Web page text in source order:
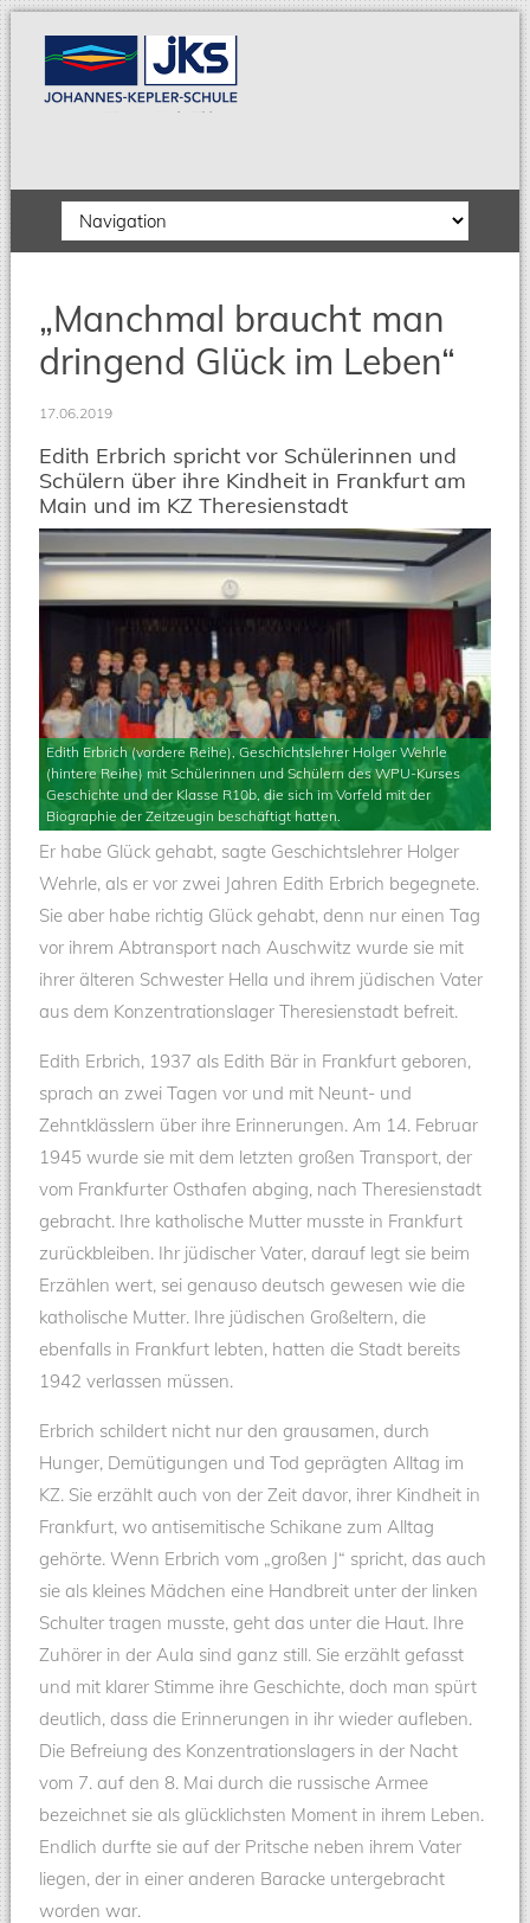
Zielseite
„Manchmal braucht man
dringend Glück im Leben“
17.06.2019
Edith Erbrich spricht vor Schülerinnen und
Schülern über ihre Kindheit in Frankfurt am
Main und im KZ Theresienstadt
Edith Erbrich (vordere Reihe), Geschichtslehrer Holger Wehrle
(hintere Reihe) mit Schülerinnen und Schülern des WPU-Kurses
Geschichte und der Klasse R10b, die sich im Vorfeld mit der
Biographie der Zeitzeugin beschäftigt hatten.
Er habe Glück gehabt, sagte Geschichtslehrer Holger
Wehrle, als er vor zwei Jahren Edith Erbrich begegnete.
Sie aber habe richtig Glück gehabt, denn nur einen Tag
vor ihrem Abtransport nach Auschwitz wurde sie mit
ihrer älteren Schwester Hella und ihrem jüdischen Vater
aus dem Konzentrationslager Theresienstadt befreit.
Edith Erbrich, 1937 als Edith Bär in Frankfurt geboren,
sprach an zwei Tagen vor und mit Neunt- und
Zehntklässlern über ihre Erinnerungen. Am 14. Februar
1945 wurde sie mit dem letzten großen Transport, der
vom Frankfurter Osthafen abging, nach Theresienstadt
gebracht. Ihre katholische Mutter musste in Frankfurt
zurückbleiben. Ihr jüdischer Vater, darauf legt sie beim
Erzählen wert, sei genauso deutsch gewesen wie die
katholische Mutter. Ihre jüdischen Großeltern, die
ebenfalls in Frankfurt lebten, hatten die Stadt bereits
1942 verlassen müssen.
Erbrich schildert nicht nur den grausamen, durch
Hunger, Demütigungen und Tod geprägten Alltag im
KZ. Sie erzählt auch von der Zeit davor, ihrer Kindheit in
Frankfurt, wo antisemitische Schikane zum Alltag
gehörte. Wenn Erbrich vom „großen J“ spricht, das auch
sie als kleines Mädchen eine Handbreit unter der linken
Schulter tragen musste, geht das unter die Haut. Ihre
Zuhörer in der Aula sind ganz still. Sie erzählt gefasst
und mit klarer Stimme ihre Geschichte, doch man spürt
deutlich, dass die Erinnerungen in ihr wieder aufleben.
Die Befreiung des Konzentrationslagers in der Nacht
vom 7. auf den 8. Mai durch die russische Armee
bezeichnet sie als glücklichsten Moment in ihrem Leben.
Endlich durfte sie auf der Pritsche neben ihrem Vater
liegen, der in einer anderen Baracke untergebracht
worden war.